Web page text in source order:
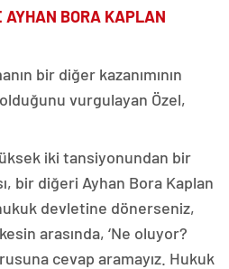
BORA KAPLAN
bir diğer kazanımının
vurgulayan Özel,
iki tansiyonundan bir
bir diğeri Ayhan Bora Kaplan
devletine dönerseniz,
arasında, ‘Ne oluyor?
cevap aramayız. Hukuk